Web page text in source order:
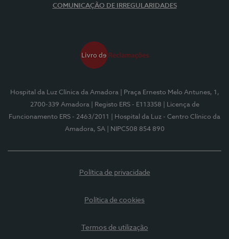
COMUNICAÇÃO DE IRREGULARIDADES
Hospital da Luz Clínica da Amadora
| Praça Ernesto Melo Antunes, 1,
2700-339 Amadora
| Registo ERS - E113358
| Licença de
Funcionamento ERS - 2463/2011
| Hospital da Luz - Centro Clínico da
Amadora, SA
| NIPC508 854 890
Política de privacidade
Política de cookies
Termos de utilização